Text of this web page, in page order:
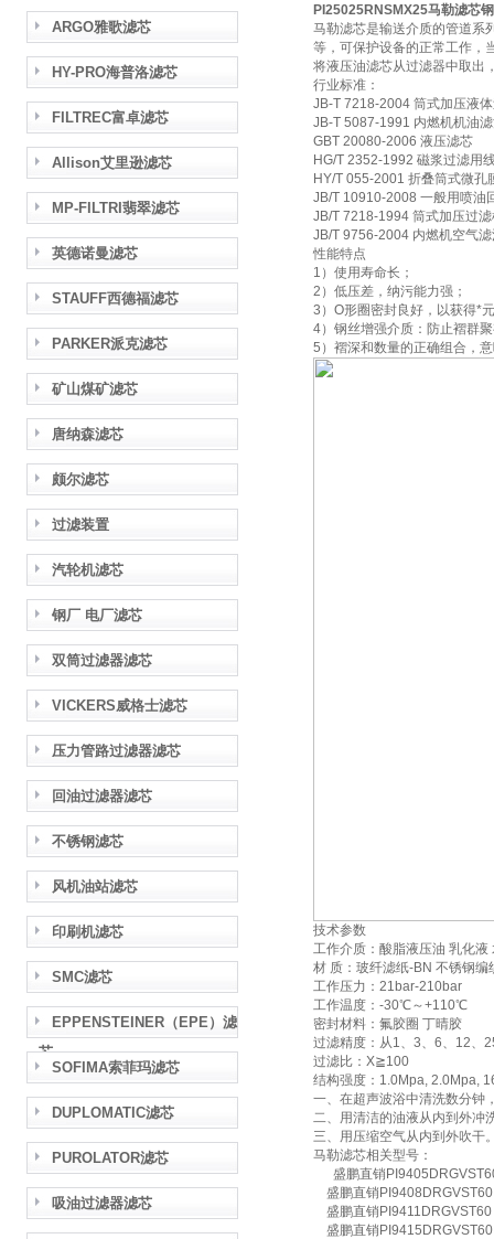
ARGO雅歌滤芯
HY-PRO海普洛滤芯
FILTREC富卓滤芯
Allison艾里逊滤芯
MP-FILTRI翡翠滤芯
英德诺曼滤芯
STAUFF西德福滤芯
PARKER派克滤芯
矿山煤矿滤芯
唐纳森滤芯
颇尔滤芯
过滤装置
汽轮机滤芯
钢厂 电厂滤芯
双筒过滤器滤芯
VICKERS威格士滤芯
压力管路过滤器滤芯
回油过滤器滤芯
不锈钢滤芯
风机油站滤芯
印刷机滤芯
SMC滤芯
EPPENSTEINER（EPE）滤
芯
SOFIMA索菲玛滤芯
DUPLOMATIC滤芯
PUROLATOR滤芯
吸油过滤器滤芯
PI25025RNSMX25马勒滤芯
马勒滤芯是输送介质的管道系
等，可保护设备的正常工作，
将液压油滤芯从过滤器中取出
行业标准：
JB-T 7218-2004 筒式加压液
JB-T 5087-1991 内燃机机油
GBT 20080-2006 液压滤芯
HG/T 2352-1992 磁浆过滤用
HY/T 055-2001 折叠筒式微孔
JB/T 10910-2008 一般用喷油
JB/T 7218-1994 筒式加压过
JB/T 9756-2004 内燃机空气
性能特点
1）使用寿命长；
2）低压差，纳污能力强；
3）O形圈密封良好，以获得*
4）钢丝增强介质：防止褶群
5）褶深和数量的正确组合，
技术参数
工作介质：酸脂液压油 乳化液
材 质：玻纤滤纸-BN 不锈钢
工作压力：21bar-210bar
工作温度：-30℃～+110℃
密封材料：氟胶圈 丁晴胶
过滤精度：从1、3、6、12
过滤比：X≧100
结构强度：1.0Mpa, 2.0Mpa,
一、在超声波浴中清洗数分钟
二、用清洁的油液从内到外冲
三、用压缩空气从内到外吹干
马勒滤芯相关型号：
盛鹏直销
盛鹏直销PI9408DRGVST60
盛鹏直销PI9411DRGVST60
盛鹏直销PI9415DRGVST60